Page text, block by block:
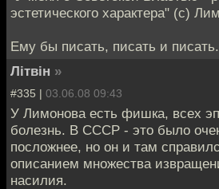
эстетического характера" (с)
Ему бы писать, писать и писать.
Лiтвiн »
#335 | 03.06.08 09:43
У Лимонова есть фишка, всех
болезнь. В СССР - это было
посложнее, но он и там
описанием множества
насилия.